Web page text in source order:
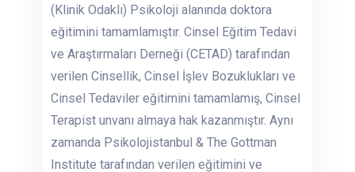
(Klinik Odaklı) Psikoloji alanında doktora
eğitimini tamamlamıştır. Cinsel Eğitim Tedavi
ve Araştırmaları Derneği (CETAD) tarafından
verilen Cinsellik, Cinsel İşlev Bozuklukları ve
Cinsel Tedaviler eğitimini tamamlamış, Cinsel
Terapist unvanı almaya hak kazanmıştır. Aynı
zamanda Psikolojistanbul & The Gottman
Institute tarafından verilen eğitimini ve